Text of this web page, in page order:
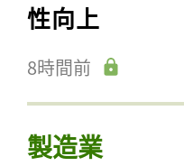
性向上
8時間前
製造業